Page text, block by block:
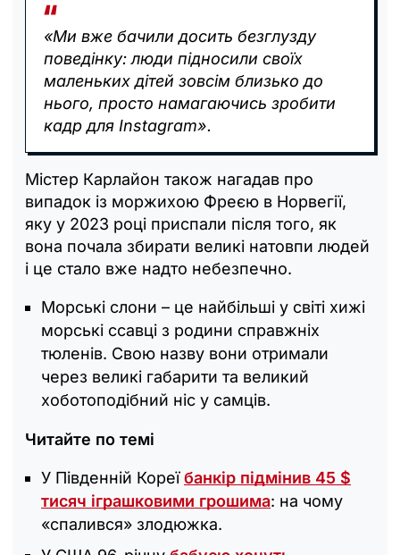
«Ми вже бачили досить безглузду
поведінку: люди підносили своїх
маленьких дітей зовсім близько до
нього, просто намагаючись зробити
кадр для Instagram».
Містер Карлайон також нагадав про
випадок із моржихою Фреєю в Норвегії,
яку у 2023 році приспали після того, як
вона почала збирати великі натовпи людей
і це стало вже надто небезпечно.
Морські слони – це найбільші у світі хижі
морські ссавці з родини справжніх
тюленів. Свою назву вони отримали
через великі габарити та великий
хоботоподібний ніс у самців.
Читайте по темі
У Південній Кореїбанкір підмінив 45 $
тисяч іграшковими грошима: на чому
«спалився» злодюжка.